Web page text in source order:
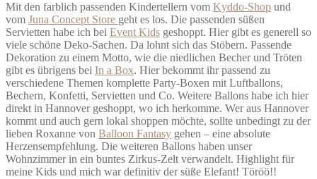
Mit den farblich passenden Kindertellern vom Kyddo-Shop und
vom Juna Concept Store geht es los. Die passenden süßen
Servietten habe ich bei Event Kids geshoppt. Hier gibt es generell so
viele schöne Deko-Sachen. Da lohnt sich das Stöbern. Passende
Dekoration zu einem Motto, wie die niedlichen Becher und Tröten
gibt es übrigens bei In a Box. Hier bekommt ihr passend zu
verschiedene Themen komplette Party-Boxen mit Luftballons,
Bechern, Konfetti, Servietten und Co. Weitere Ballons habe ich hier
direkt in Hannover geshoppt, wo ich herkomme. Wer aus Hannover
kommt und auch gern lokal shoppen möchte, sollte unbedingt zu der
lieben Roxanne von Balloon Fantasy gehen – eine absolute
Herzensempfehlung. Die weiteren Ballons haben unser
Wohnzimmer in ein buntes Zirkus-Zelt verwandelt. Highlight für
meine Kids und mich war definitiv der süße Elefant! Töröö!!